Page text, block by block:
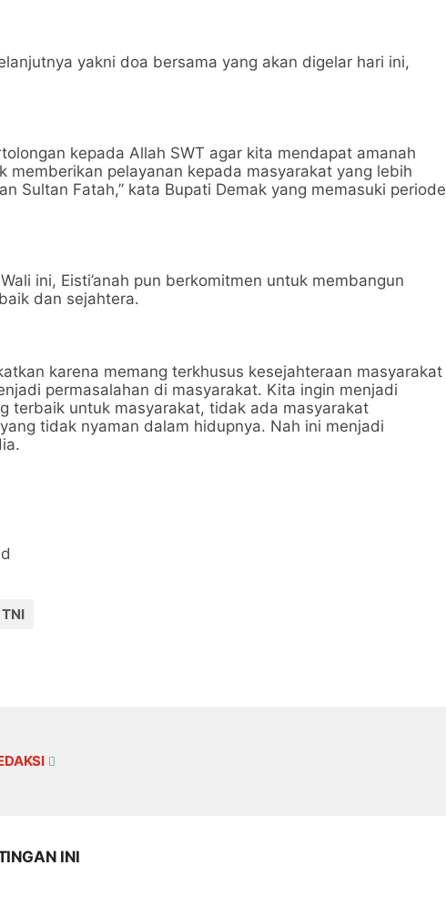
yakni doa bersama yang akan digelar hari ini,
kepada Allah SWT agar kita mendapat amanah
memberikan pelayanan kepada masyarakat yang lebih
Sultan Fatah,” kata Bupati Demak yang memasuki periode
ini, Eisti’anah pun berkomitmen untuk membangun
dan sejahtera.
karena memang terkhusus kesejahteraan masyarakat
permasalahan di masyarakat. Kita ingin menjadi
terbaik untuk masyarakat, tidak ada masyarakat
tidak nyaman dalam hidupnya. Nah ini menjadi
TNI
INI